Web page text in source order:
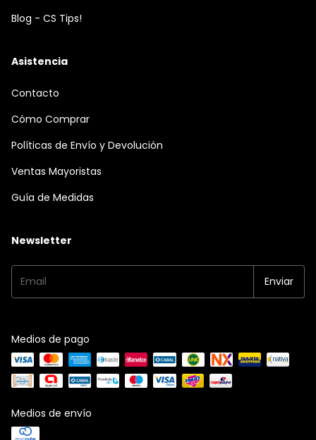
Blog - CS Tips!
Asistencia
Contacto
Cómo Comprar
Políticas de Envío y Devolución
Ventas Mayoristas
Guía de Medidas
Newsletter
Medios de pago
Medios de envío